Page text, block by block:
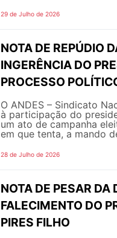
29 de Julho de 2026
NOTA DE REPÚDIO
INGERÊNCIA DO
PROCESSO
O ANDES – Sindicato
à participação do
um ato de campanha
em que tenta, a mando
28 de Julho de 2026
NOTA DE PESAR DA
FALECIMENTO DO
PIRES FILHO